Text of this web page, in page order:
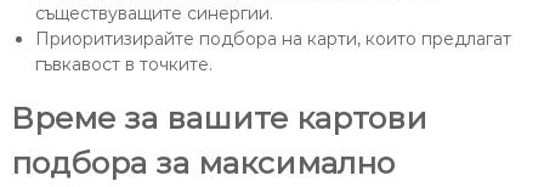
съществуващите синергии.
Приоритизирайте подбора на карти, които предлагат
гъвкавост в точките.
Време за вашите картови
подбора за максимално